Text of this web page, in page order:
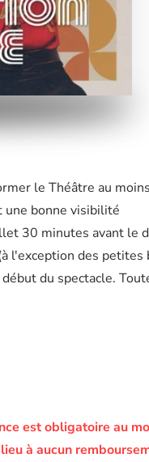
le Théâtre au
une bonne visibilité
30 minutes avant le
l'exception des
du spectacle.
est obligatoire au
à aucun